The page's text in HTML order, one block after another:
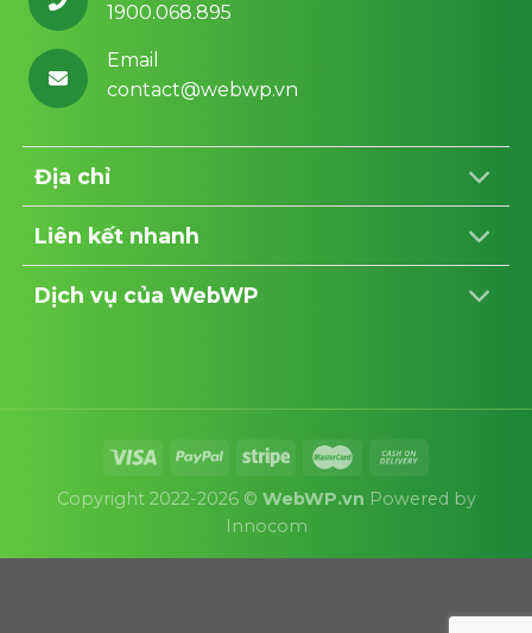
1900.068.895
Email
contact@webwp.vn
Địa chỉ
Liên kết nhanh
Dịch vụ của WebWP
Copyright 2022-2026 © WebWP.vn Powered by
Innocom